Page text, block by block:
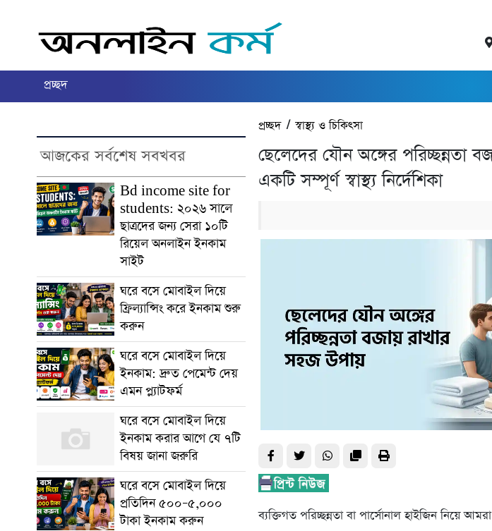
প্রচ্ছদ
আজকের সর্বশেষ সবখবর
Bd income site for
students: ২০২৬ সালে
ছাত্রদের জন্য সেরা ১০টি
রিয়েল অনলাইন ইনকাম
সাইট
ঘরে বসে মোবাইল দিয়ে
ফ্রিল্যান্সিং করে ইনকাম শুরু
করুন
ঘরে বসে মোবাইল দিয়ে
ইনকাম: দ্রুত পেমেন্ট দেয়
এমন প্ল্যাটফর্ম
ঘরে বসে মোবাইল দিয়ে
ইনকাম করার আগে যে ৭টি
বিষয় জানা জরুরি
ঘরে বসে মোবাইল দিয়ে
প্রতিদিন ৫০০–৫,০০০
টাকা ইনকাম করুন
প্রচ্ছদ/স্বাস্থ্য ও চিকিৎসা
ছেলেদের যৌন অঙ্গের পরিচ্ছন্নতা
একটি সম্পূর্ণ স্বাস্থ্য নির্দেশিকা
ব্যক্তিগত পরিচ্ছন্নতা বা পার্সোনাল হাইজিন নিয়ে